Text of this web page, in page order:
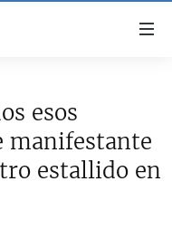
esos
manifestante
estallido en